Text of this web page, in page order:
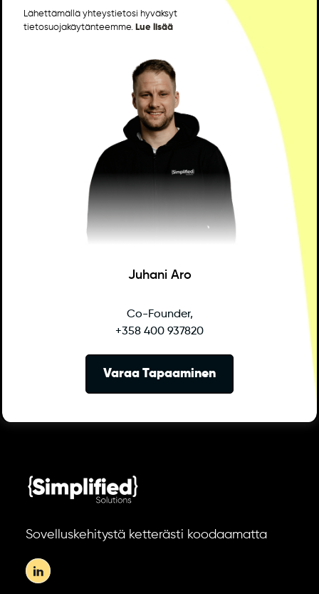
Lähettämällä yhteystietosi hyväksyt
tietosuojakäytänteemme. Lue lisää
Juhani Aro
Co-Founder,
+358 400 937820
Varaa Tapaaminen
Sovelluskehitystä ketterästi koodaamatta